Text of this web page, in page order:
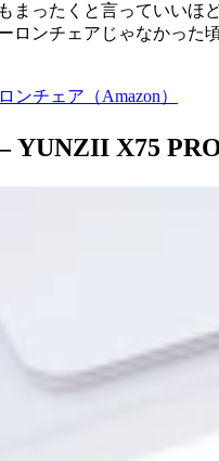
まったくと言っていいほ
ロンチェアじゃなかった
ンチェア（Amazon）
YUNZII X75